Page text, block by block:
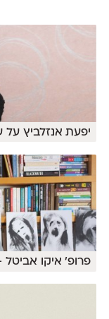
יפעת אנזלביץ על
פרופ׳ איקו אביטל